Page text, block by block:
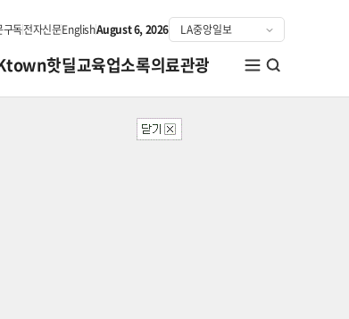
구독전자신문EnglishAugust 6, 2026
핫딜교육업소록의료관광